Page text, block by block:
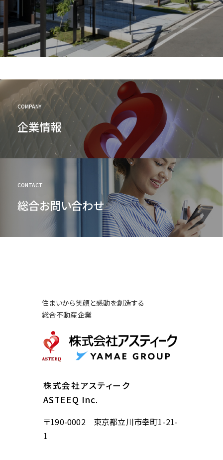
COMPANY
企業情報
CONTACT
総合お問い合わせ
住まいから笑顔と感動を創造する
総合不動産企業
株式会社アスティーク
ASTEEQ Inc.
〒190-0002 東京都立川市幸町1-21-
1